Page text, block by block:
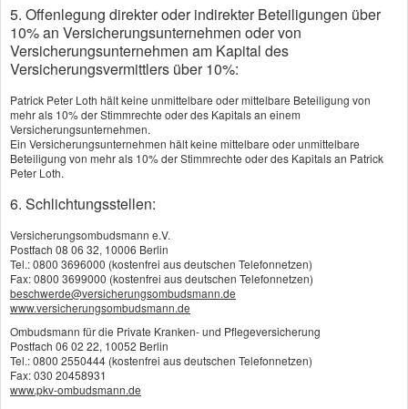
Sterbegeldversicherung abschließen.
Sie können auch die Rückführung aus dem
Ausland absichern
Die Sterbegeldversicherung ist eine Kapital
bildende Versicherung für den Todesfall. Wenn der
Versicherte stirbt, wird die zuvor vereinbarte
Summe - oft 5.000 bis 10.000 Euro - an die
Angehörigen ausgezahlt, die mit dem Geld das
Begräbnis finanzieren können. Bei einigen
Anbietern sind zusätzlich die Kosten einer
Rückführung aus dem Ausland versichert, wenn
der Versicherte bei einer Auslandsreise verstirbt.
5. Offenlegung direkter oder indirekter Beteiligungen über
10% an Versicherungsunternehmen oder von
Versicherungsunternehmen am Kapital des
Versicherungsvermittlers über 10%:
Patrick Peter Loth hält keine unmittelbare oder mittelbare Beteiligung von
mehr als 10% der Stimmrechte oder des Kapitals an einem
Versicherungsunternehmen.
Ein Versicherungsunternehmen hält keine mittelbare oder unmittelbare
Beteiligung von mehr als 10% der Stimmrechte oder des Kapitals an Patrick
Peter Loth.
6. Schlichtungsstellen:
Versicherungsombudsmann e.V.
Postfach 08 06 32, 10006 Berlin
Tel.: 0800 3696000 (kostenfrei aus deutschen Telefonnetzen)
Fax: 0800 3699000 (kostenfrei aus deutschen Telefonnetzen)
beschwerde@versicherungsombudsmann.de
www.versicherungsombudsmann.de
Ombudsmann für die Private Kranken- und Pflegeversicherung
Postfach 06 02 22, 10052 Berlin
Tel.: 0800 2550444 (kostenfrei aus deutschen Telefonnetzen)
Fax: 030 20458931
www.pkv-ombudsmann.de